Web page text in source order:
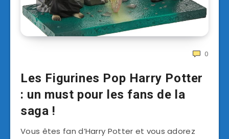
0
Les Figurines Pop Harry Potter
: un must pour les fans de la
saga !
Vous êtes fan d’Harry Potter et vous adorez